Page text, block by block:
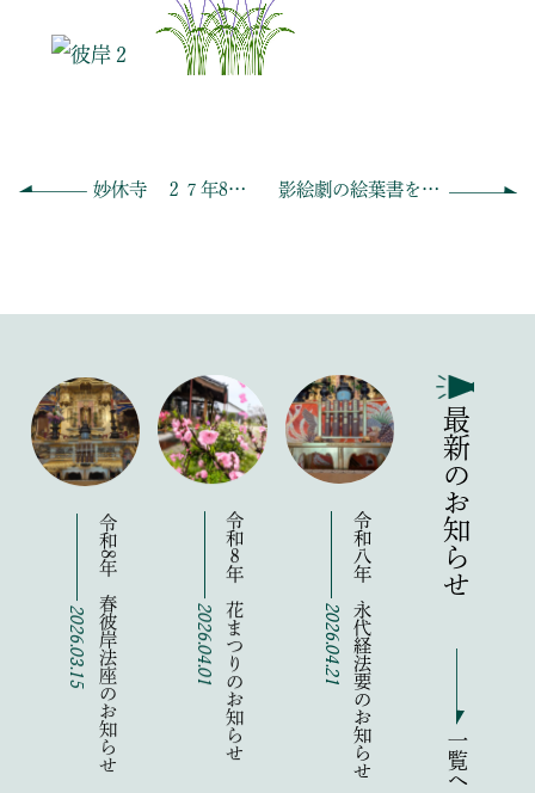
妙休寺 ２７年8月 一泊子ども会の写真です。 影絵劇の絵葉書を作りました！
最新のお知らせ
一覧へ
令和八年 永代経法要のお知らせ
2026.04.21
令和８年 花まつりのお知らせ
2026.04.01
令和8年 春彼岸法座のお知らせ
2026.03.15